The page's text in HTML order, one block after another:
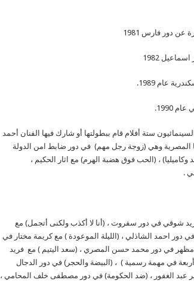
بمئوية السينما العالمية عام 1996 اختار السينمائيون ستة أفلام قام ببطولتها أو شارك فيها الفنان أحمد
المصرية وهي (زوجة رجل مهم) في دور ضابط امن الدولة
، (الحب فوق هضبة الهرم) مع اثار الحكيم ،
.
شوقي في دور سفروت ، (أنا لا أكذب ولكنى أتجمل) مع
ذو الفقار في دور ابراهيم صالح ، (العوامة رقم 70 )في دور احمد الشاذلي ، (الليلة الموعودة ) مع كريمة مختار في
مظهر في دور محمد حسن المصري ، (سعد اليتيم ) مع فريد
في مهمة رسمية ) ، (البيضة والحجر) في دور الدجال
عبد الغفور ، (ضد الحكومة) في دور مصطفى خلف المحامي ،